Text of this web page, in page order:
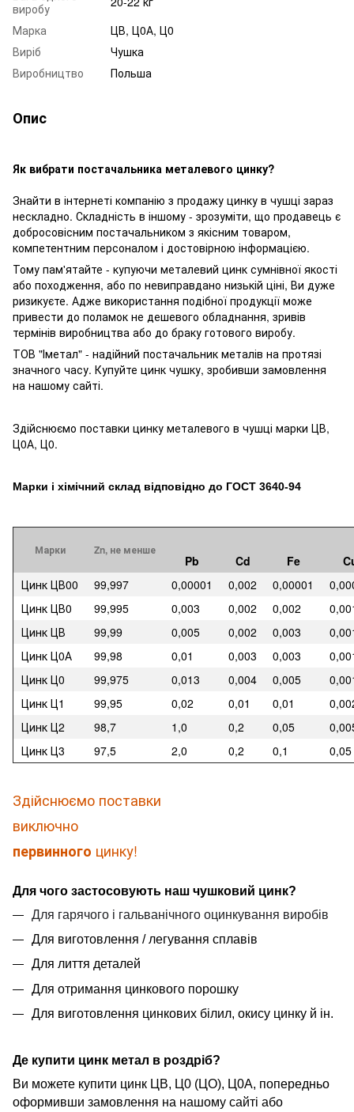
виробу
Марка
ЦВ, Ц0А, Ц0
Виріб
Чушка
Виробництво
Польша
Опис
Як вибрати постачальника металевого цинку?
Знайти в інтернеті компанію з продажу цинку в чушці зараз
нескладно. Складність в іншому - зрозуміти, що продавець є
добросовісним постачальником з якісним товаром,
компетентним персоналом і достовірною інформацією.
Тому пам'ятайте - купуючи металевий цинк сумнівної якості
або походження, або по невиправдано низькій ціні, Ви дуже
ризикуєте. Адже використання подібної продукції може
привести до поламок не дешевого обладнання, зривів
термінів виробництва або до браку готового виробу.
ТОВ "Іметал" - надійний постачальник металів на протязі
значного часу. Купуйте цинк чушку, зробивши замовлення
на нашому сайті.
Здійснюємо поставки цинку металевого в чушці марки ЦВ,
Ц0А, Ц0.
Марки і хімічний склад відповідно до ГОСТ 3640-94
Марки Zn, не менше
Pb Cd Fe
Цинк ЦВ00
99,997 0,00001 0,002 0,00001
Цинк ЦВ0
99,995 0,003 0,002 0,002
Цинк ЦВ
99,99 0,005 0,002 0,003
Цинк Ц0А
99,98 0,01 0,003 0,003
Цинк Ц0
99,975 0,013 0,004 0,005
Цинк Ц1
99,95 0,02 0,01 0,01
Цинк Ц2
98,7 1,0 0,2 0,05
Цинк Ц3
97,5 2,0 0,2 0,1 0,05
Здійснюємо поставки
виключно
первинного цинку!
Для чого застосовують наш чушковий цинк?
Для гарячого і гальванічного оцинкування виробів
Для виготовлення / легування сплавів
Для лиття деталей
Для отримання цинкового порошку
Для виготовлення цинкових білил, окису цинку й ін.
Де купити цинк метал в роздріб?
Ви можете купити цинк ЦВ, Ц0 (ЦО), Ц0А, попередньо
оформивши замовлення на нашому сайті або